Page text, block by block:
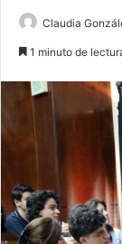
Claudia
1 minuto de